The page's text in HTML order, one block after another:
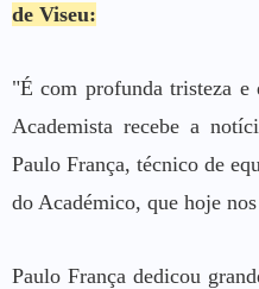
de Viseu:
"É com profunda tristeza e
Academista recebe a
Paulo França, técnico de
do Académico, que hoje
Paulo França dedicou